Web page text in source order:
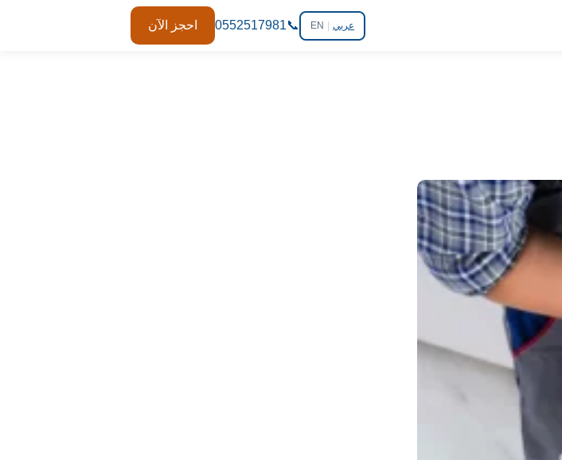
عربي |
EN
📞
0552517981 احجز الآن